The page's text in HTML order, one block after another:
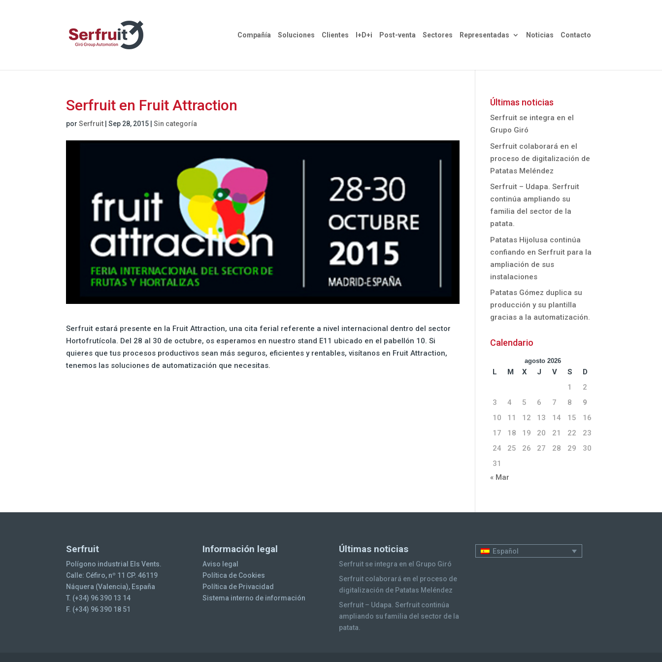
Compañía Soluciones Clientes I+D+i Post-venta Sectores Representadas Noticias Contacto
Serfruit en Fruit Attraction
porSerfruit |Sep 28, 2015 |Sin categoría
Serfruit estará presente en la Fruit Attraction, una cita ferial referente a nivel internacional dentro del sector
Hortofrutícola. Del 28 al 30 de octubre, os esperamos en nuestro stand E11 ubicado en el pabellón 10. Si
quieres que tus procesos productivos sean más seguros, eficientes y rentables, visítanos en Fruit Attraction,
tenemos las soluciones de automatización que necesitas.
Últimas noticias
Serfruit se integra en el
Grupo Giró
Serfruit colaborará en el
proceso de digitalización de
Patatas Meléndez
Serfruit – Udapa. Serfruit
continúa ampliando su
familia del sector de la
patata.
Patatas Hijolusa continúa
confiando en Serfruit para la
ampliación de sus
instalaciones
Patatas Gómez duplica su
producción y su plantilla
gracias a la automatización.
Calendario
agosto 2026
L M X J V S
D
1
2
3
4 5 6 7 8
9
10
11 12 13 14 15
16
17
18 19 20 21 22
23
24
25 26 27 28 29
30
31
« Mar
Serfruit
Polígono industrial Els Vents.
Calle: Céfiro, nº 11 CP. 46119
Náquera (Valencia), España
T. (+34) 96 390 13 14
F. (+34) 96 390 18 51
Información legal
Aviso legal
Política de Cookies
Política de Privacidad
Sistema interno de información
Últimas noticias
Serfruit se integra en el Grupo Giró
Serfruit colaborará en el proceso de
digitalización de Patatas Meléndez
Serfruit – Udapa. Serfruit continúa
ampliando su familia del sector de la
patata.
Español